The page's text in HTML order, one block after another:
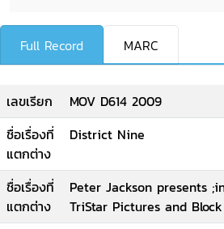
Full Record MARC
เลขเรียก
MOV D614 2009
ชื่อเรื่องที่
แตกต่าง
District Nine
ชื่อเรื่องที่
แตกต่าง
Peter Jackson presents
TriStar Pictures and Block